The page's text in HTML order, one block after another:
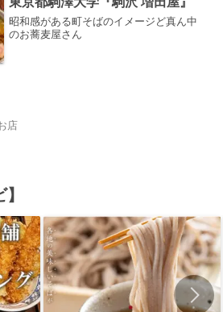
昭和感がある町そばのイメージど真ん中
のお蕎麦屋さん
店